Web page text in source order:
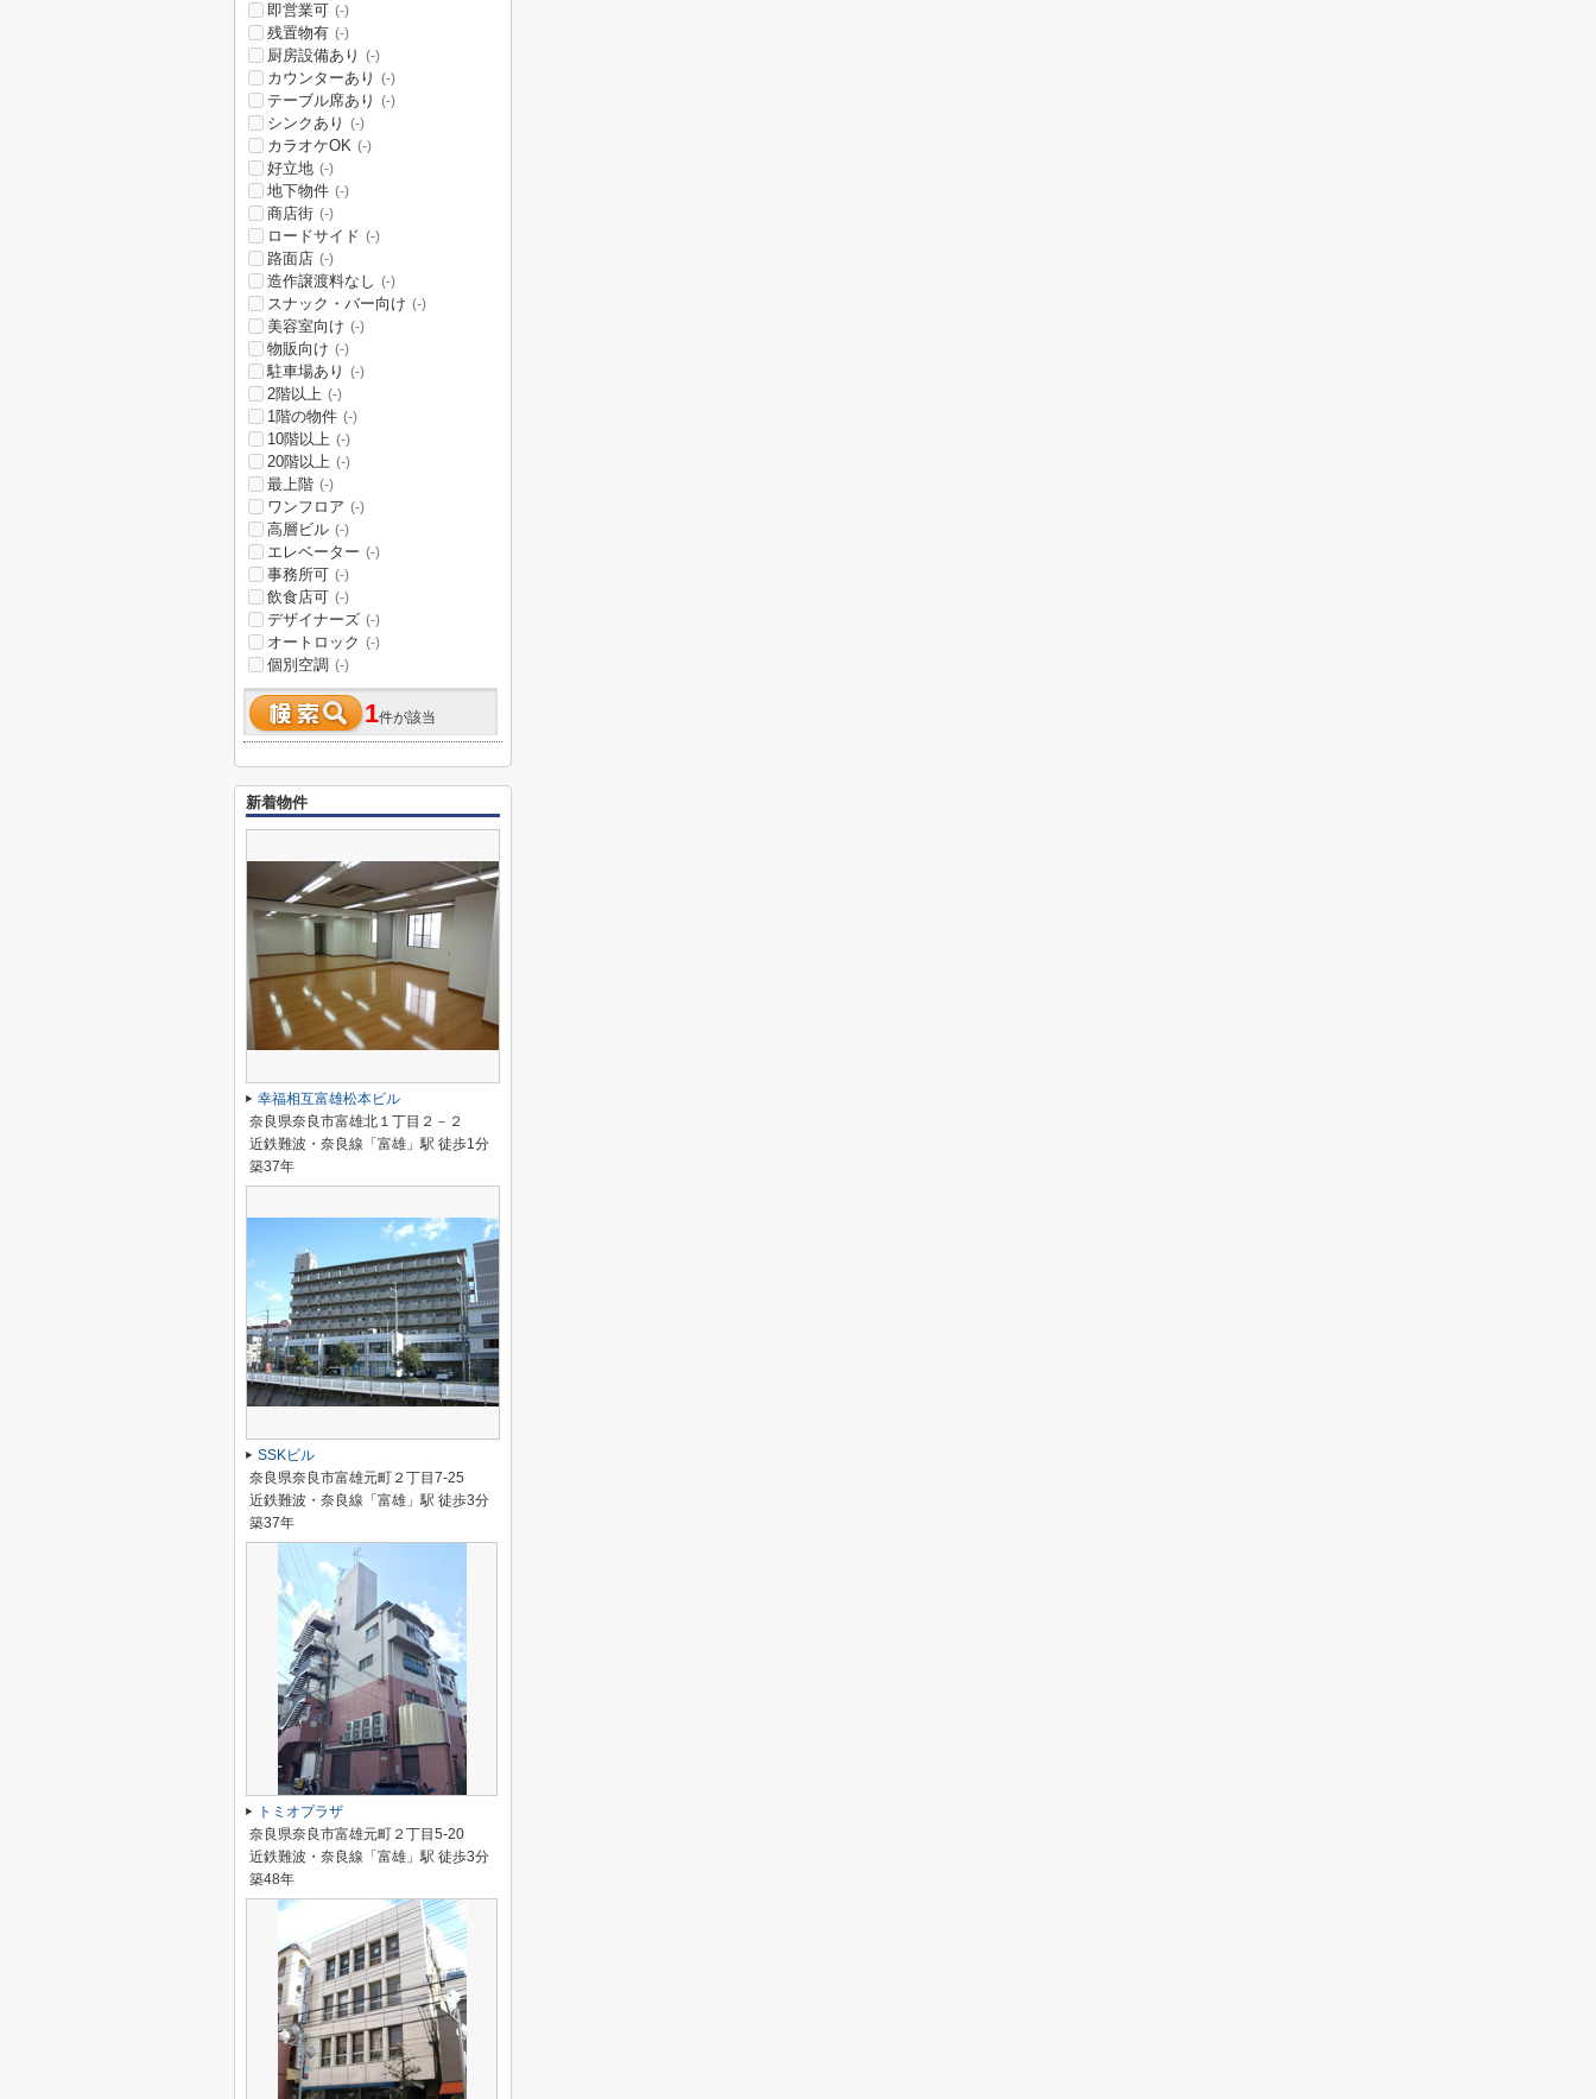
即営業可 (-)
残置物有 (-)
厨房設備あり (-)
カウンターあり (-)
テーブル席あり (-)
シンクあり (-)
カラオケOK (-)
好立地 (-)
地下物件 (-)
商店街 (-)
ロードサイド (-)
路面店 (-)
造作譲渡料なし (-)
スナック・バー向け (-)
美容室向け (-)
物販向け (-)
駐車場あり (-)
2階以上 (-)
1階の物件 (-)
10階以上 (-)
20階以上 (-)
最上階 (-)
ワンフロア (-)
高層ビル (-)
エレベーター (-)
事務所可 (-)
飲食店可 (-)
デザイナーズ (-)
オートロック (-)
個別空調 (-)
1件が該当
新着物件
幸福相互富雄松本ビル
奈良県奈良市富雄北１丁目２－２
近鉄難波・奈良線「富雄」駅 徒歩1分
築37年
SSKビル
奈良県奈良市富雄元町２丁目7-25
近鉄難波・奈良線「富雄」駅 徒歩3分
築37年
トミオプラザ
奈良県奈良市富雄元町２丁目5-20
近鉄難波・奈良線「富雄」駅 徒歩3分
築48年